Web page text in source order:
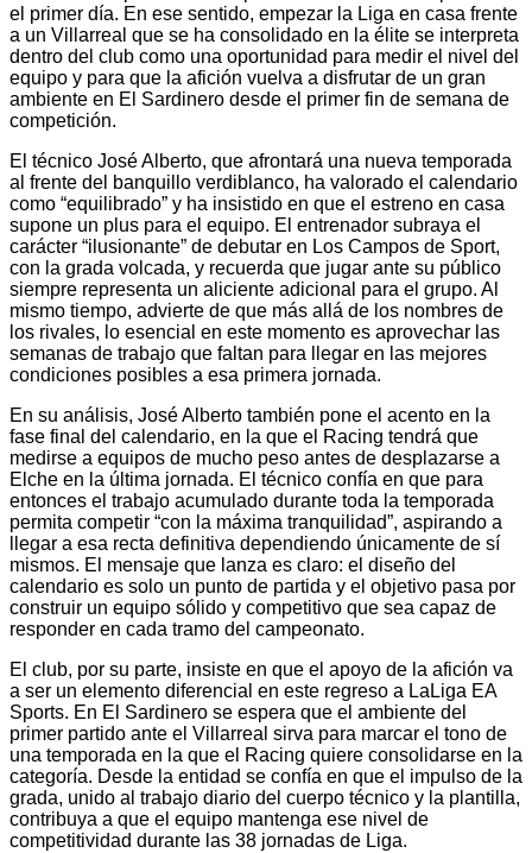
el primer día. En ese sentido, empezar la Liga en casa frente
a un Villarreal que se ha consolidado en la élite se interpreta
dentro del club como una oportunidad para medir el nivel del
equipo y para que la afición vuelva a disfrutar de un gran
ambiente en El Sardinero desde el primer fin de semana de
competición.
El técnico José Alberto, que afrontará una nueva temporada
al frente del banquillo verdiblanco, ha valorado el calendario
como “equilibrado” y ha insistido en que el estreno en casa
supone un plus para el equipo. El entrenador subraya el
carácter “ilusionante” de debutar en Los Campos de Sport,
con la grada volcada, y recuerda que jugar ante su público
siempre representa un aliciente adicional para el grupo. Al
mismo tiempo, advierte de que más allá de los nombres de
los rivales, lo esencial en este momento es aprovechar las
semanas de trabajo que faltan para llegar en las mejores
condiciones posibles a esa primera jornada.
En su análisis, José Alberto también pone el acento en la
fase final del calendario, en la que el Racing tendrá que
medirse a equipos de mucho peso antes de desplazarse a
Elche en la última jornada. El técnico confía en que para
entonces el trabajo acumulado durante toda la temporada
permita competir “con la máxima tranquilidad”, aspirando a
llegar a esa recta definitiva dependiendo únicamente de sí
mismos. El mensaje que lanza es claro: el diseño del
calendario es solo un punto de partida y el objetivo pasa por
construir un equipo sólido y competitivo que sea capaz de
responder en cada tramo del campeonato.
El club, por su parte, insiste en que el apoyo de la afición va
a ser un elemento diferencial en este regreso a LaLiga EA
Sports. En El Sardinero se espera que el ambiente del
primer partido ante el Villarreal sirva para marcar el tono de
una temporada en la que el Racing quiere consolidarse en la
categoría. Desde la entidad se confía en que el impulso de la
grada, unido al trabajo diario del cuerpo técnico y la plantilla,
contribuya a que el equipo mantenga ese nivel de
competitividad durante las 38 jornadas de Liga.